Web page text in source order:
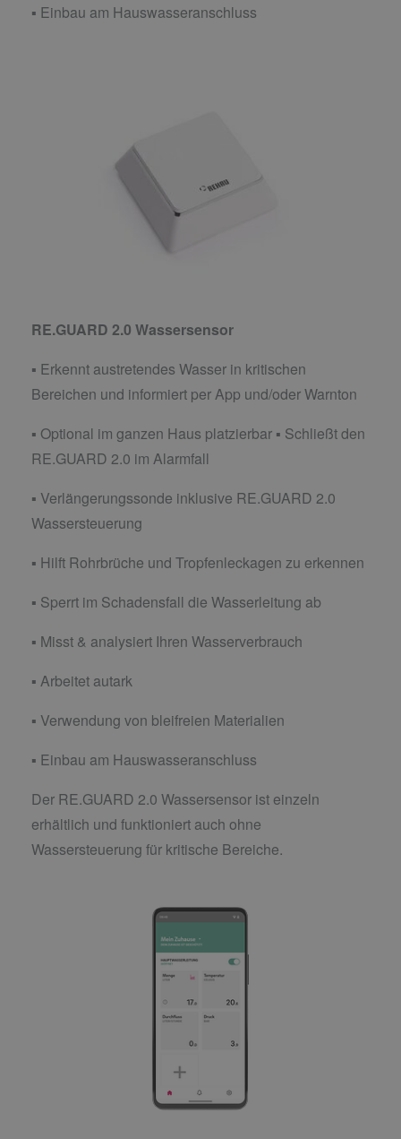
▪ Einbau am Hauswasseranschluss
RE.GUARD 2.0 Wassersensor
▪ Erkennt austretendes Wasser in kritischen
Bereichen und informiert per App und/oder Warnton
▪ Optional im ganzen Haus platzierbar ▪ Schließt den
RE.GUARD 2.0 im Alarmfall
▪ Verlängerungssonde inklusive RE.GUARD 2.0
Wassersteuerung
▪ Hilft Rohrbrüche und Tropfenleckagen zu erkennen
▪ Sperrt im Schadensfall die Wasserleitung ab
▪ Misst & analysiert Ihren Wasserverbrauch
▪ Arbeitet autark
▪ Verwendung von bleifreien Materialien
▪ Einbau am Hauswasseranschluss
Der RE.GUARD 2.0 Wassersensor ist einzeln
erhältlich und funktioniert auch ohne
Wassersteuerung für kritische Bereiche.